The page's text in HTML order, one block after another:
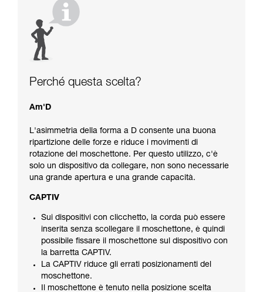
Perché questa scelta?
Am'D
L'asimmetria della forma a D consente una buona
ripartizione delle forze e riduce i movimenti di
rotazione del moschettone. Per questo utilizzo, c'è
solo un dispositivo da collegare, non sono necessarie
una grande apertura e una grande capacità.
CAPTIV
Sui dispositivi con clicchetto, la corda può essere
inserita senza scollegare il moschettone, è quindi
possibile fissare il moschettone sul dispositivo con
la barretta CAPTIV.
La CAPTIV riduce gli errati posizionamenti del
moschettone.
Il moschettone è tenuto nella posizione scelta